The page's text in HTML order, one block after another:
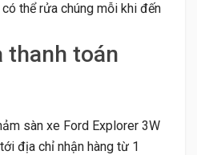
thể rửa chúng mỗi khi đến
thanh toán
sàn xe Ford Explorer 3W
địa chỉ nhận hàng từ 1